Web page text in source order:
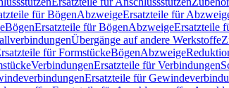
für BögenAbzweigeErsatzteile für
BögenErsatzteile für BögenAbzweigeErsatzteile
Übergänge auf andere Werkstoffe
für FormstückeBögenAbzweige
VerbindungenErsatzteile für Verbindungen
Ersatzteile für